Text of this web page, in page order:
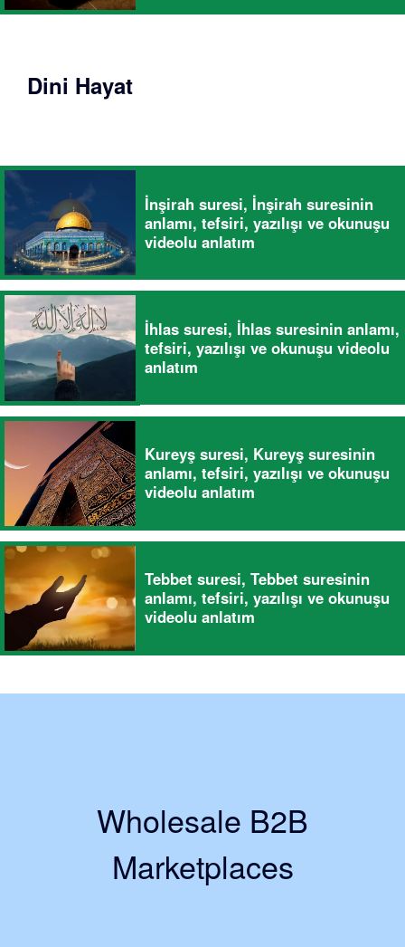
Dini Hayat
İnşirah suresi, İnşirah suresinin
anlamı, tefsiri, yazılışı ve okunuşu
videolu anlatım
İhlas suresi, İhlas suresinin anlamı,
tefsiri, yazılışı ve okunuşu videolu
anlatım
Kureyş suresi, Kureyş suresinin
anlamı, tefsiri, yazılışı ve okunuşu
videolu anlatım
Tebbet suresi, Tebbet suresinin
anlamı, tefsiri, yazılışı ve okunuşu
videolu anlatım
Wholesale B2B
Marketplaces